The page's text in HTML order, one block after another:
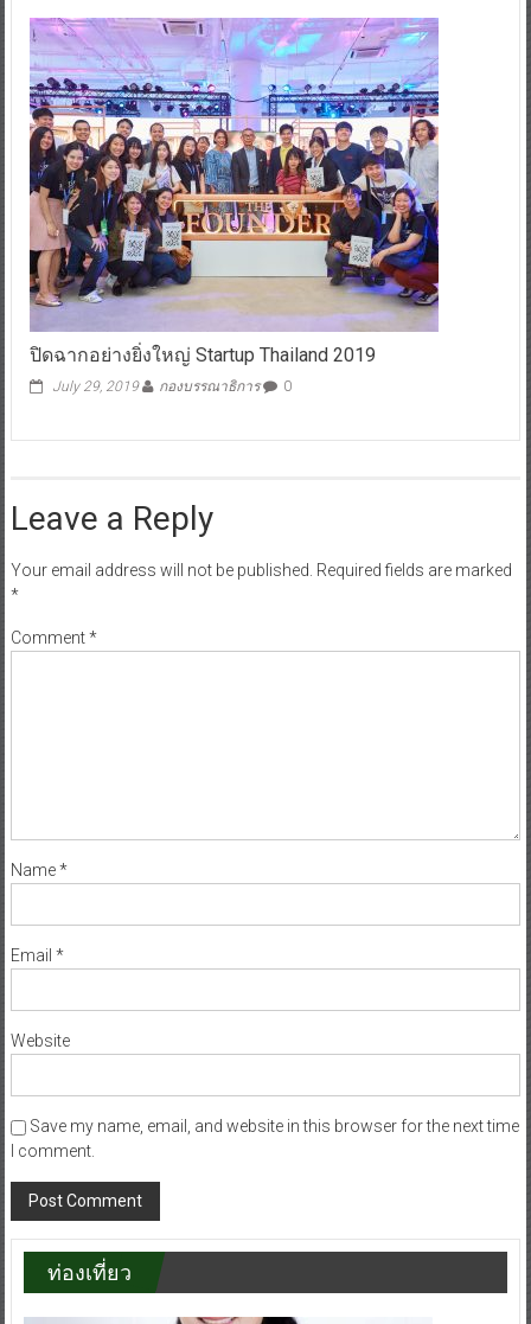
ปิดฉากอย่างยิ่งใหญ่ Startup Thailand 2019
July 29, 2019 กองบรรณาธิการ 0
Leave a Reply
Your email address will not be published. Required fields are marked
*
Comment*
Name*
Email *
Website
Save my name, email, and website in this browser for the next time
I comment.
ท่องเที่ยว